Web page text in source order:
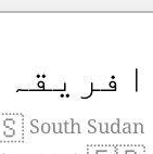
افریقہ
South Sudan